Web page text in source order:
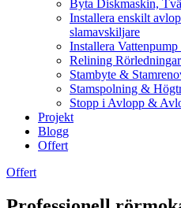
Byta Diskmaskin,
Installera enskilt
slamavskiljare
Installera
Relining
Stambyte &
Stamspolning &
Stopp i Avlopp &
Projekt
Blogg
Offert
Offert